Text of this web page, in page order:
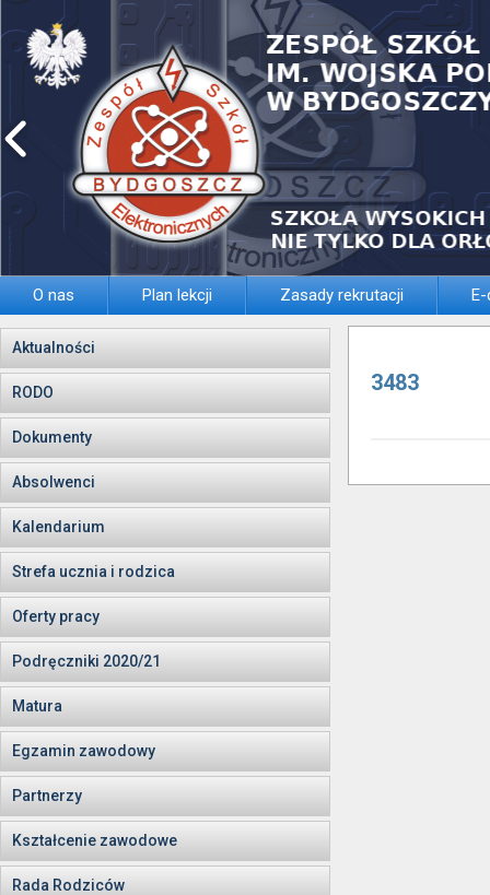
O nas Plan lekcji Zasady rekrutacji
Aktualności
RODO
Dokumenty
Absolwenci
Kalendarium
Strefa ucznia i rodzica
Oferty pracy
Podręczniki 2020/21
Matura
Egzamin zawodowy
Partnerzy
Kształcenie zawodowe
Rada Rodziców
3483